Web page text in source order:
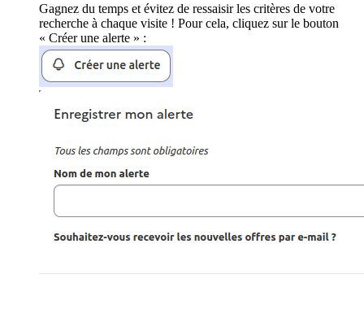
Gagnez du temps et évitez de ressaisir les critères de votre
recherche à chaque visite ! Pour cela, cliquez sur le bouton
« Créer une alerte » :